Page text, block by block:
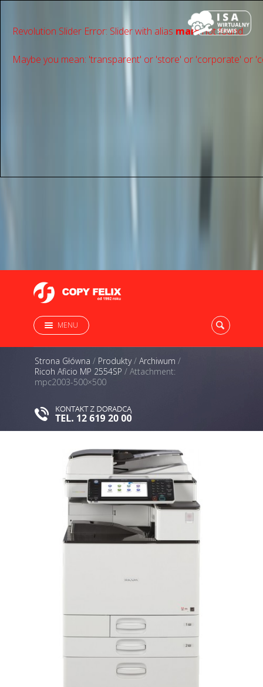
Revolution Slider Error: Slider with alias mainnot found.
Maybe you mean: 'transparent' or 'store' or 'сorporate' or
MENU
Strona Główna / Produkty/ Archiwum /
Ricoh Aficio MP 2554SP / Attachment:
mpc2003-500×500